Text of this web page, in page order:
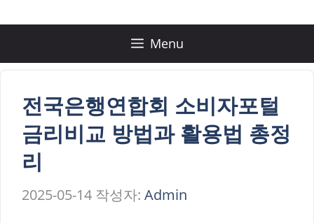
츠
Menu
전국은행연합회 소비자포털
금리비교 방법과 활용법 총정
리
2025-05-14 작성자: Admin